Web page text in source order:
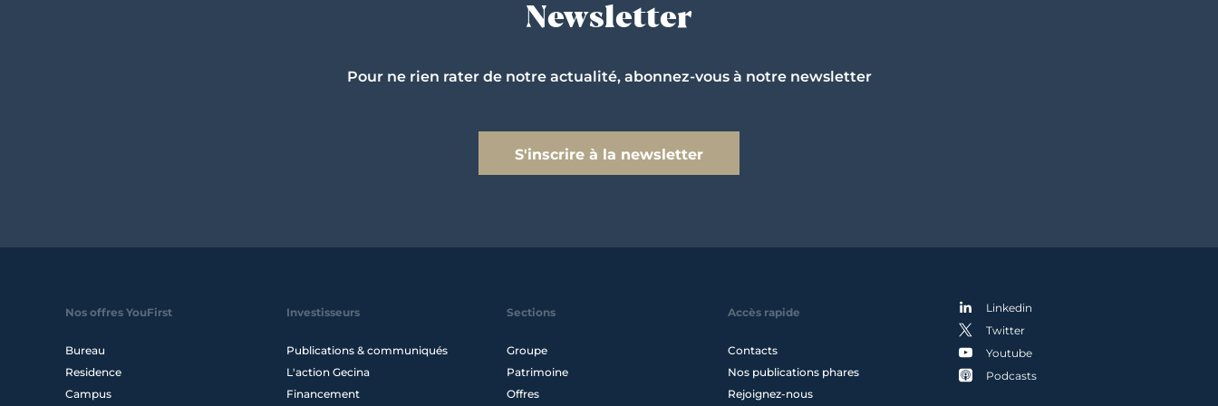
Newsletter
Pour ne rien rater de notre actualité, abonnez-vous à notre newsletter
S'inscrire à la newsletter
Nos offres YouFirst
Bureau
Residence
Campus
Investisseurs
Publications & communiqués
L'action Gecina
Financement
Sections
Groupe
Patrimoine
Offres
Accès rapide
Contacts
Nos publications phares
Rejoignez-nous
Linkedin
Twitter
Youtube
Podcasts